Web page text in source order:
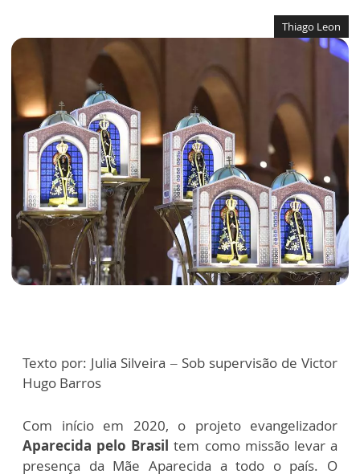
Thiago Leon
Texto por: Julia Silveira – Sob supervisão de Victor
Hugo Barros
Com início em 2020, o projeto evangelizador
Aparecida pelo Brasil tem como missão levar a
presença da Mãe Aparecida a todo o país. O